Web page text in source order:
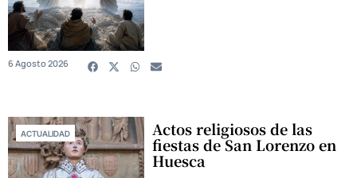
6 Agosto 2026
ACTUALIDAD Actos religiosos de las
fiestas de San Lorenzo en
Huesca